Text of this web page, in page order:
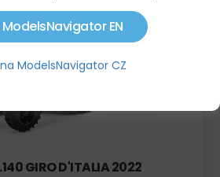
GIRO D'ITALIA 2022
EN
ModelsNavigator CZ